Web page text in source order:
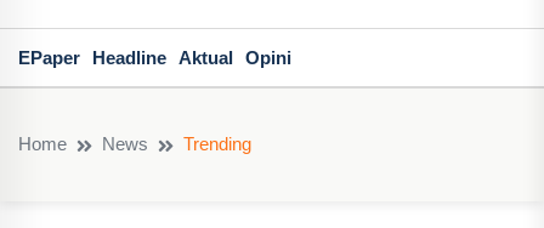
EPaper Headline Aktual Opini
Home News Trending